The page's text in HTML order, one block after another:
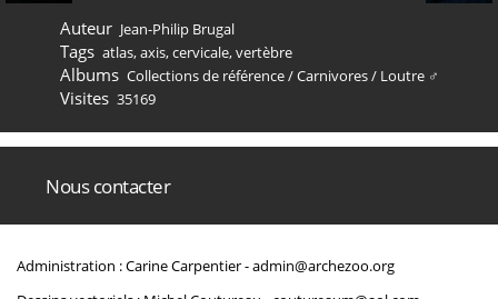
Auteur Jean-Philip Brugal
Tags atlas,axis,cervicale,vertèbre
Albums Collections de référence/Carnivores/ Loutre ♂
Visites 35169
Nous contacter
Administration : Carine Carpentier -admin@archezoo.org